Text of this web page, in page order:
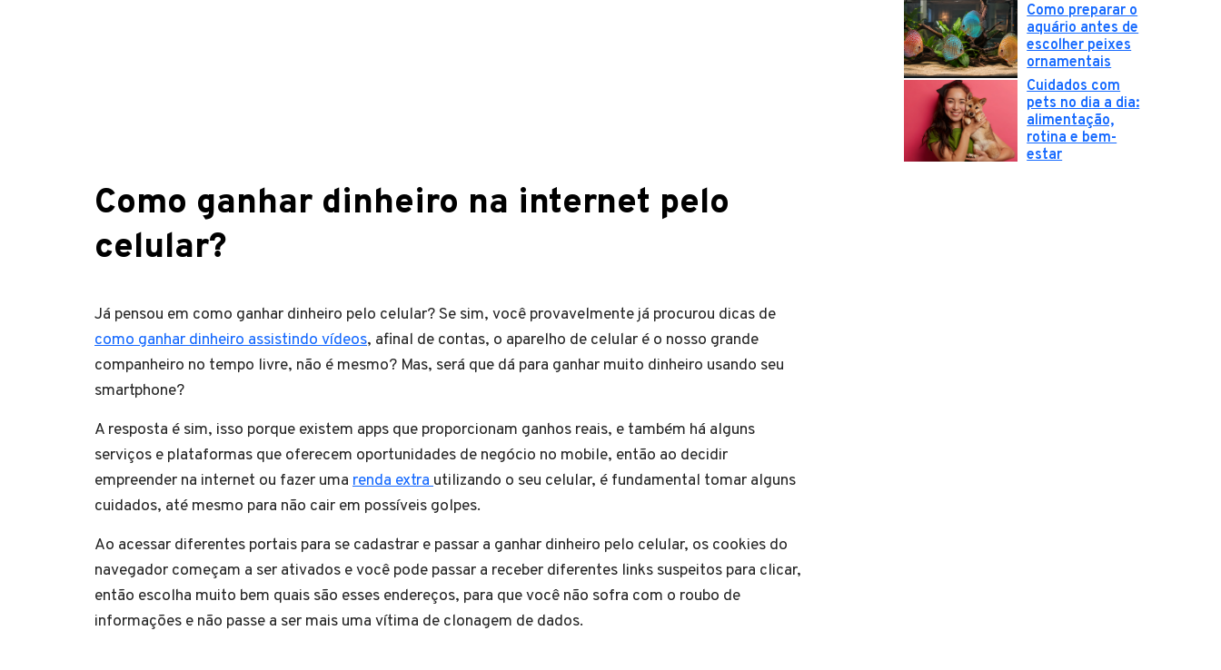
Como ganhar dinheiro na internet pelo
celular?
Já pensou em como ganhar dinheiro pelo celular? Se sim, você provavelmente já procurou dicas de
como ganhar dinheiro assistindo vídeos, afinal de contas, o aparelho de celular é o nosso grande
companheiro no tempo livre, não é mesmo? Mas, será que dá para ganhar muito dinheiro usando seu
smartphone?
A resposta é sim, isso porque existem apps que proporcionam ganhos reais, e também há alguns
serviços e plataformas que oferecem oportunidades de negócio no mobile, então ao decidir
empreender na internet ou fazer uma renda extra utilizando o seu celular, é fundamental tomar alguns
cuidados, até mesmo para não cair em possíveis golpes.
Ao acessar diferentes portais para se cadastrar e passar a ganhar dinheiro pelo celular, os cookies do
navegador começam a ser ativados e você pode passar a receber diferentes links suspeitos para clicar,
então escolha muito bem quais são esses endereços, para que você não sofra com o roubo de
informações e não passe a ser mais uma vítima de clonagem de dados.
Como preparar o
aquário antes de
escolher peixes
ornamentais
Cuidados com
pets no dia a dia:
alimentação,
rotina e bem-
estar